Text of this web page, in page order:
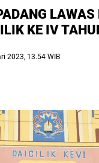
LAWAS
KE IV
2023, 13.54 WIB